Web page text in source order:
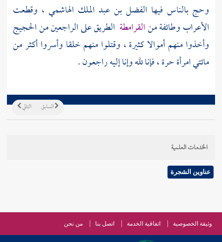
وحج بالناس فيها الفضل بن عبد الملك الهاشمي ، وقطعت
الأعراب وطائفة منالقرامطة الطريق على الراجعين من الحجيج
وأخذوا منهم أموالا كثيرة ، وقتلوا منهم خلقا وأسروا أكثر من
مائتي امرأة حرة ، فإنا لله وإنا إليه راجعون .
التالي السابق
الخدمات العلمية
عناوين الشجرة
وثيقة الخصوصية اتفاقية الخدمة اتصل بنا من نحن